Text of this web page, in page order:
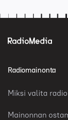
Radiomainonta
Miksi valita radio
Mainonnan